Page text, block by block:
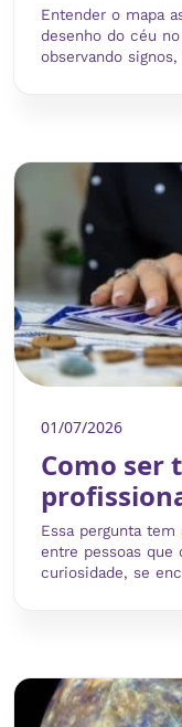
Entender o mapa
desenho do céu
observando
01/07/2026
Como ser
Essa pergunta
entre pessoas que
curiosidade, se